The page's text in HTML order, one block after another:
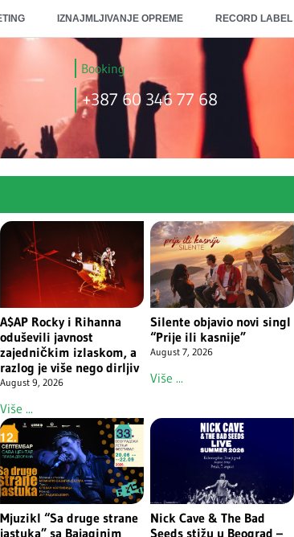
IZNAJMLJIVANJE OPREME RECORD LABEL
Booking
+387 60 346 77 68
A$AP Rocky i Rihanna
oduševili javnost
zajedničkim izlaskom, a
razlog je više nego dirljiv
August 9, 2026
Više ...
Silente objavio novi singl
“Prije ili kasnije”
August 7, 2026
Više ...
Mjuzikl “Sa druge strane
jastuka” sa Bajaginim
Nick Cave & The Bad
Seeds stižu u Beograd –